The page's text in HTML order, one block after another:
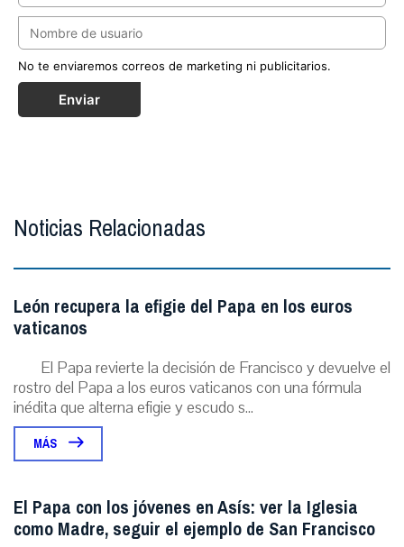
No te enviaremos correos de marketing ni publicitarios.
Enviar
Noticias Relacionadas
León recupera la efigie del Papa en los euros
vaticanos
El Papa revierte la decisión de Francisco y devuelve el
rostro del Papa a los euros vaticanos con una fórmula
inédita que alterna efigie y escudo s...
MÁS
El Papa con los jóvenes en Asís: ver la Iglesia
como Madre, seguir el ejemplo de San Francisco